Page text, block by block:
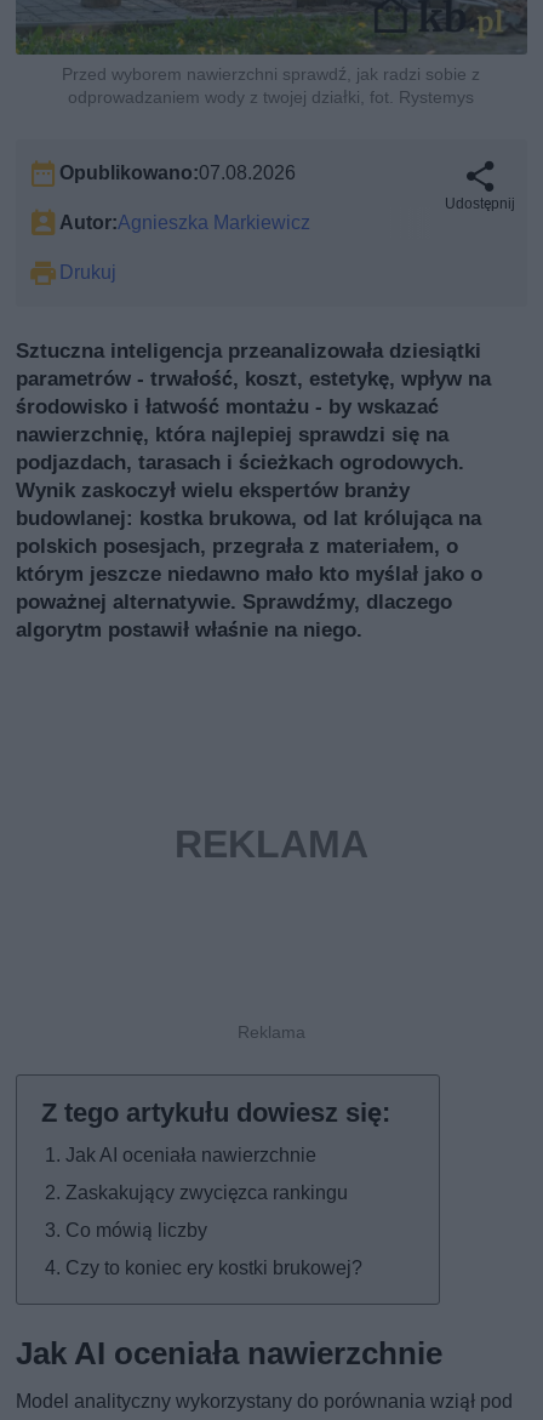
Przed wyborem nawierzchni sprawdź, jak radzi sobie z
odprowadzaniem wody z twojej działki, fot. Rystemys
Opublikowano:07.08.2026
Autor:Agnieszka Markiewicz
Drukuj
Udostępnij
Sztuczna inteligencja przeanalizowała dziesiątki
parametrów - trwałość, koszt, estetykę, wpływ na
środowisko i łatwość montażu - by wskazać
nawierzchnię, która najlepiej sprawdzi się na
podjazdach, tarasach i ścieżkach ogrodowych.
Wynik zaskoczył wielu ekspertów branży
budowlanej: kostka brukowa, od lat królująca na
polskich posesjach, przegrała z materiałem, o
którym jeszcze niedawno mało kto myślał jako o
poważnej alternatywie. Sprawdźmy, dlaczego
algorytm postawił właśnie na niego.
Jak AI oceniała nawierzchnie
Zaskakujący zwycięzca rankingu
Co mówią liczby
Czy to koniec ery kostki brukowej?
Jak AI oceniała nawierzchnie
Model analityczny wykorzystany do porównania wziął pod